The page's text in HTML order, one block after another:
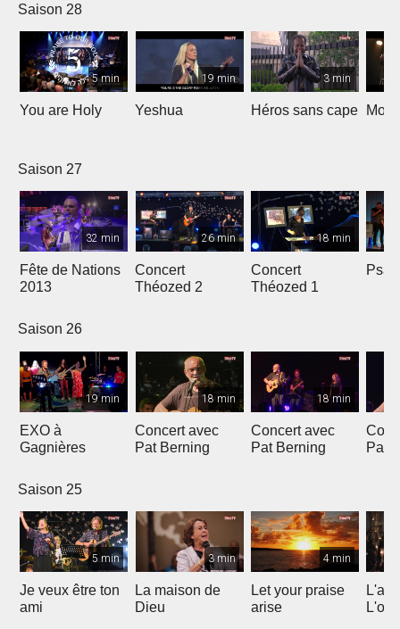
Saison 28
5 min
You are Holy
19 min
Yeshua
3 min
Héros sans cape Moi
Saison 27
32 min
Fête de Nations
2013
26 min
Concert
Théozed 2
18 min
Concert
Théozed 1
Saison 26
19 min
EXO à
Gagnières
18 min
Concert avec
Pat Berning
18 min
Concert avec
Pat Berning
Pat
Saison 25
5 min
Je veux être ton
ami
3 min
La maison de
Dieu
4 min
Let your praise
arise